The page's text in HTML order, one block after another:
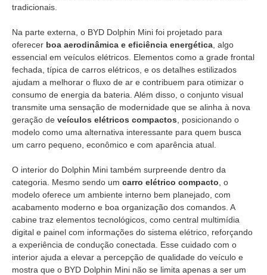
tradicionais.
Na parte externa, o BYD Dolphin Mini foi projetado para
oferecer boa aerodinâmica e eficiência energética , algo
essencial em veículos elétricos. Elementos como a grade frontal
fechada, típica de carros elétricos, e os detalhes estilizados
ajudam a melhorar o fluxo de ar e contribuem para otimizar o
consumo de energia da bateria. Além disso, o conjunto visual
transmite uma sensação de modernidade que se alinha à nova
geração de veículos elétricos compactos , posicionando o
modelo como uma alternativa interessante para quem busca
um carro pequeno, econômico e com aparência atual.
O interior do Dolphin Mini também surpreende dentro da
categoria. Mesmo sendo um carro elétrico compacto , o
modelo oferece um ambiente interno bem planejado, com
acabamento moderno e boa organização dos comandos. A
cabine traz elementos tecnológicos, como central multimídia
digital e painel com informações do sistema elétrico, reforçando
a experiência de condução conectada. Esse cuidado com o
interior ajuda a elevar a percepção de qualidade do veículo e
mostra que o BYD Dolphin Mini não se limita apenas a ser um